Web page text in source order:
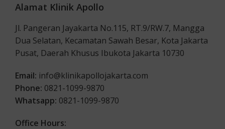
Alamat Klinik Apollo
Jl. Pangeran Jayakarta No.115, RT.9/RW.7, Mangga
Dua Selatan, Kecamatan Sawah Besar, Kota Jakarta
Pusat, Daerah Khusus Ibukota Jakarta 10730
Email: info@klinikapollojakarta.com
Phone: 0821-1099-9870
Whatsapp: 0821-1099-9870
Office Hours: